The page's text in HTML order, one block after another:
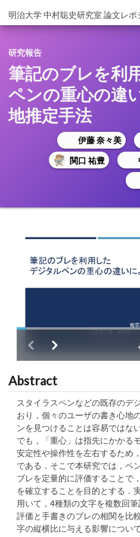
明治大学 中村聡史研究室 論文レポ
研究報告
筆記のブレを利
ペンの重心の違
地推定手法
伊藤 奈々美
関口 祐豊
Abstract
スタイラスペンなどの既存のデ
おり，個々のユーザの書き心地
ンを見つけることは容易ではな
でも，「重心」は指先にかかる
安定性や操作性を左右するため
である．そこで本研究では，ペ
ブレを定量的に評価することで
を確立することを目的とする．
用いて，4種類の文字を複数回
評価と手書きのブレの相関を比
字の縦横比に与える影響につい